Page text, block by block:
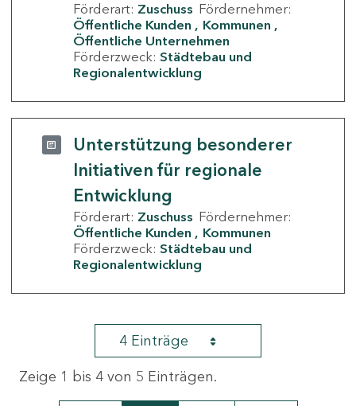
Förderart: Zuschuss Fördernehmer:
Öffentliche Kunden
Kommunen
Öffentliche Unternehmen
Förderzweck: Städtebau und
Regionalentwicklung
Unterstützung besonderer
Initiativen für regionale
Entwicklung
Förderart: Zuschuss Fördernehmer:
Öffentliche Kunden
Kommunen
Förderzweck: Städtebau und
Regionalentwicklung
4 Einträge
Zeige 1 bis 4 von 5 Einträgen.